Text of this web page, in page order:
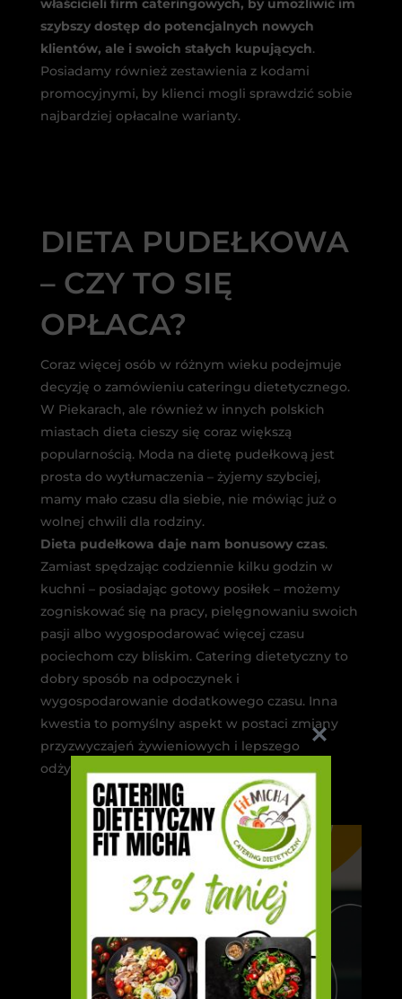
właścicieli firm cateringowych, by umożliwić im
szybszy dostęp do potencjalnych nowych
klientów, ale i swoich stałych kupujących.
Posiadamy również zestawienia z kodami
promocyjnymi, by klienci mogli sprawdzić sobie
najbardziej opłacalne warianty.
DIETA PUDEŁKOWA
– CZY TO SIĘ
OPŁACA?
Coraz więcej osób w różnym wieku podejmuje
decyzję o zamówieniu cateringu dietetycznego.
W Piekarach, ale również w innych polskich
miastach dieta cieszy się coraz większą
popularnością. Moda na dietę pudełkową jest
prosta do wytłumaczenia – żyjemy szybciej,
mamy mało czasu dla siebie, nie mówiąc już o
wolnej chwili dla rodziny.
Dieta pudełkowa daje nam bonusowy czas.
Zamiast spędzając codziennie kilku godzin w
kuchni – posiadając gotowy posiłek – możemy
zogniskować się na pracy, pielęgnowaniu swoich
pasji albo wygospodarować więcej czasu
pociechom czy bliskim. Catering dietetyczny to
dobry sposób na odpoczynek i
wygospodarowanie dodatkowego czasu. Inna
kwestia to pomyślny aspekt w postaci zmiany
przyzwyczajeń żywieniowych i lepszego
odżywiania.